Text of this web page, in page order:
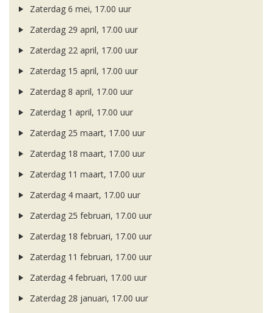
Zaterdag 6 mei, 17.00 uur
Zaterdag 29 april, 17.00 uur
Zaterdag 22 april, 17.00 uur
Zaterdag 15 april, 17.00 uur
Zaterdag 8 april, 17.00 uur
Zaterdag 1 april, 17.00 uur
Zaterdag 25 maart, 17.00 uur
Zaterdag 18 maart, 17.00 uur
Zaterdag 11 maart, 17.00 uur
Zaterdag 4 maart, 17.00 uur
Zaterdag 25 februari, 17.00 uur
Zaterdag 18 februari, 17.00 uur
Zaterdag 11 februari, 17.00 uur
Zaterdag 4 februari, 17.00 uur
Zaterdag 28 januari, 17.00 uur